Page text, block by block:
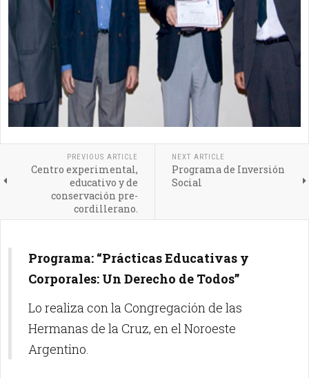
PREVIOUS ARTICLE
Centro experimental,
educativo y de
conservación pre-
cordillerano.
NEXT ARTICLE
Programa de Inversión
Social
Programa: “Prácticas Educativas y
Corporales: Un Derecho de Todos”
Lo realiza con la Congregación de las
Hermanas de la Cruz, en el Noroeste
Argentino.